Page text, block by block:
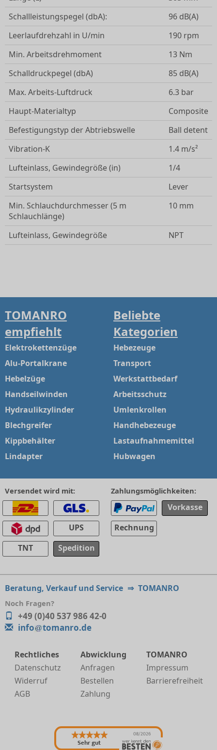
Schallleistungspegel (dbA):
96 dB(A)
Leerlaufdrehzahl in U/min
190 rpm
Min. Arbeitsdrehmoment
13 Nm
Schalldruckpegel (dbA)
85 dB(A)
Max. Arbeits-Luftdruck
6.3 bar
Haupt-Materialtyp
Composite
Befestigungstyp der Abtriebswelle
Ball detent
Vibration-K
1.4 m/s²
Lufteinlass, Gewindegröße (in)
1/4
Startsystem
Lever
Min. Schlauchdurchmesser (5 m
Schlauchlänge)
10 mm
Lufteinlass, Gewindegröße NPT
TOMANRO
empfiehlt
Elektrokettenzüge
Alu-Portalkrane
Hebelzüge
Handseilwinden
Hydraulikzylinder
Blechgreifer
Kippbehälter
Lindapter
Beliebte
Kategorien
Hebezeuge
Transport
Werkstattbedarf
Arbeitsschutz
Umlenkrollen
Handhebezeuge
Lastaufnahmemittel
Hubwagen
Versendet wird mit:
UPS
TNT
Spedition
Zahlungsmöglichkeiten:
Vorkasse
Rechnung
Beratung, Verkauf und Service ⇒ TOMANRO
Noch Fragen?
+49 (0)40 537 986 42-0
info
tomanro.de
Rechtliches
Datenschutz
Widerruf
AGB
Abwicklung
Anfragen
Bestellen
Zahlung
TOMANRO
Impressum
Barrierefreiheit
Sehr gut
08/2026